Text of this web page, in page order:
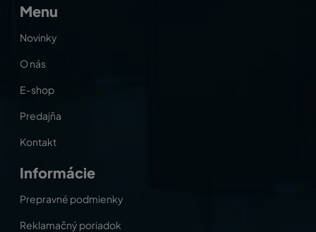
Menu
Novinky
O nás
E-shop
Predajňa
Kontakt
Informácie
Prepravné podmienky
Reklamačný poriadok